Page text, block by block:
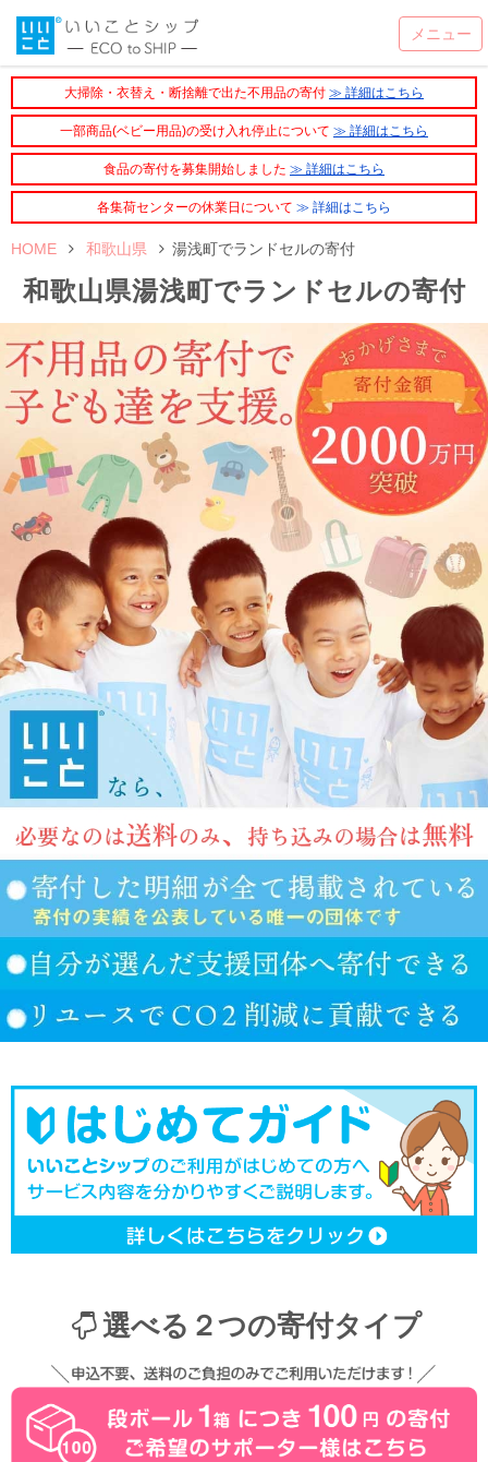
大掃除・衣替え・断捨離で出た不用品の寄付 ≫ 詳細はこちら
一部商品(ベビー用品)の受け入れ停止について ≫ 詳細はこちら
食品の寄付を募集開始しました ≫ 詳細はこちら
各集荷センターの休業日について ≫ 詳細はこちら
HOME 和歌山県 湯浅町でランドセルの寄付
和歌山県湯浅町でランドセルの寄付
選べる２つの寄付タイプ